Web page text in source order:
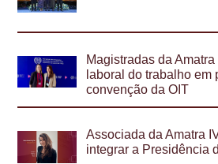
Magistradas da
laboral do trabalho em
convenção da OIT
Associada da Amatra
integrar a Presidência